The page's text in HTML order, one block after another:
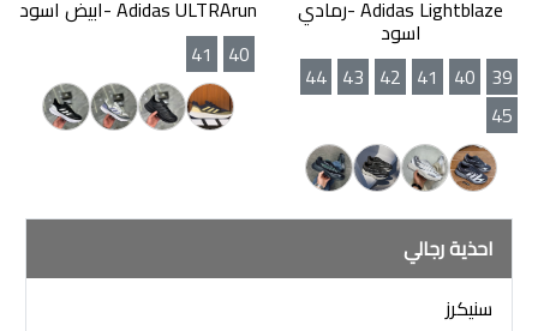
Adidas Lightblaze -رمادي
اسود
39
40
41
42
43
44
45
Adidas ULTRArun -ابيض اسود
40
41
احذية رجالي
سنيكرز